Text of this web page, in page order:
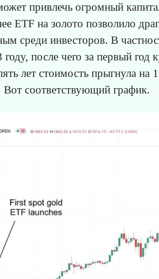
привлечь огромный
ETF на золото позволило
среди инвесторов. В
после чего за первый год
лет стоимость прыгнула на
Вот соответствующий график.